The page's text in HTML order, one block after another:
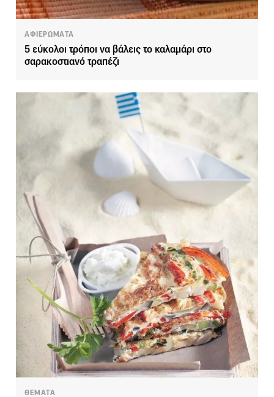
ΑΦΙΕΡΩΜΑΤΑ
5 εύκολοι τρόποι να βάλεις το καλαμάρι στο
σαρακοστιανό τραπέζι
ΘΕΜΑΤΑ